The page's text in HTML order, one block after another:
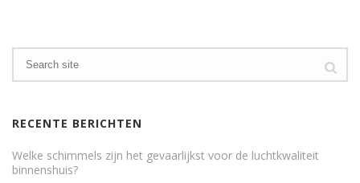
RECENTE BERICHTEN
Welke schimmels zijn het gevaarlijkst voor de luchtkwaliteit
binnenshuis?